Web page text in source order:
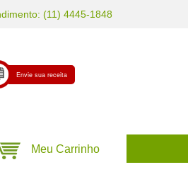
(11) 4445-1848
Envie sua receita